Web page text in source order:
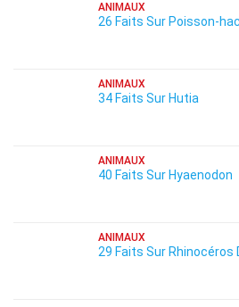
ANIMAUX
26 Faits Sur Poisson-
ANIMAUX
34 Faits Sur Hutia
ANIMAUX
40 Faits Sur Hyaenodon
ANIMAUX
29 Faits Sur Rhinocéros